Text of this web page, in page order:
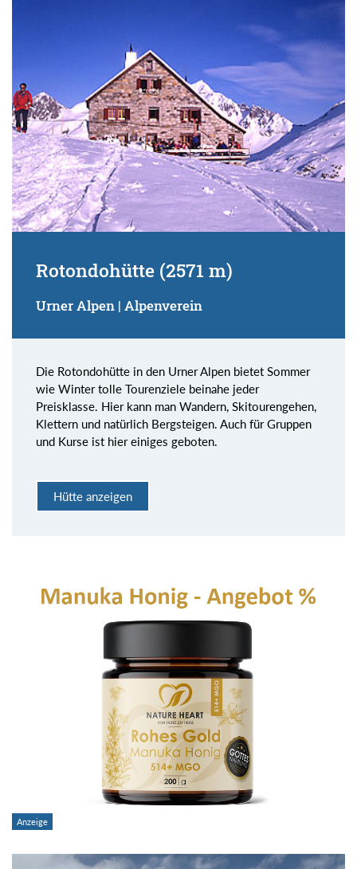
Rotondohütte (2571 m)
Urner Alpen | Alpenverein
Die Rotondohütte in den Urner Alpen bietet Sommer
wie Winter tolle Tourenziele beinahe jeder
Preisklasse. Hier kann man Wandern, Skitourengehen,
Klettern und natürlich Bergsteigen. Auch für Gruppen
und Kurse ist hier einiges geboten.
Hütte anzeigen